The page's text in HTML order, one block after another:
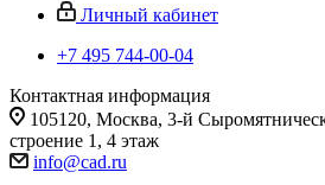
Личный кабинет
+7 495 744-00-04
Контактная информация
105120, Москва, 3-й
строение 1, 4 этаж
info@cad.ru